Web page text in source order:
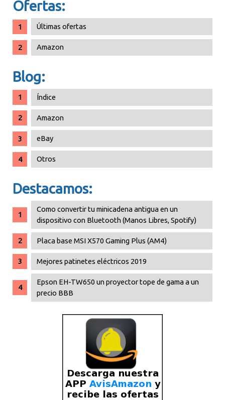
Ofertas:
Últimas ofertas
Amazon
Blog:
Índice
Amazon
eBay
Otros
Destacamos:
Como convertir tu minicadena antigua en un
dispositivo con Bluetooth (Manos Libres, Spotify)
Placa base MSI X570 Gaming Plus (AM4)
Mejores patinetes eléctricos 2019
Epson EH-TW650 un proyector tope de gama a un
precio BBB